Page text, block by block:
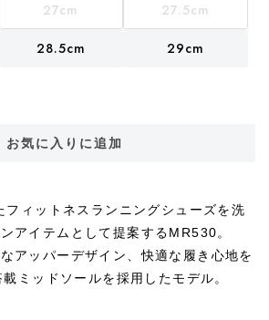
27cm 27.5cm
28.5cm 29cm
お気に入りに追加
ィットネスランニングシューズを洗
アイテムとして提案するMR530。
アッパーデザイン、快適な履き心地を
ミッドソールを採用したモデル。